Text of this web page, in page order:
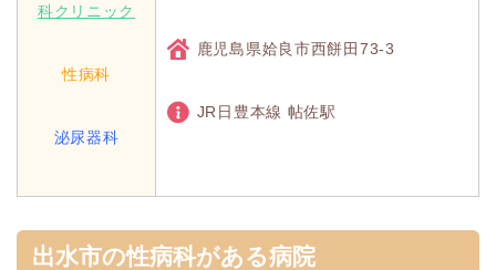
科クリニック
性病科
泌尿器科
鹿児島県姶良市西餅田73-3
JR日豊本線 帖佐駅
出水市の性病科がある病院